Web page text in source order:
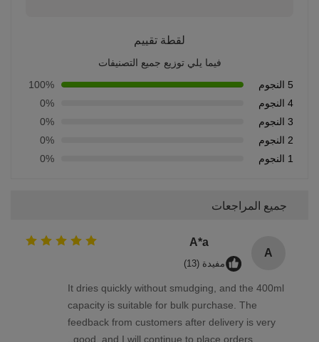
لقطة تقييم
فيما يلي توزيع جميع التصنيفات
5 النجوم
100%
4 النجوم
0%
3 النجوم
0%
2 النجوم
0%
1 النجوم
0%
جميع المراجعات
A
A*a
مفيدة (13)
It dries quickly without smudging, and the 400ml
capacity is suitable for bulk purchase. The
feedback from customers after delivery is very
good, and I will continue to place orders..